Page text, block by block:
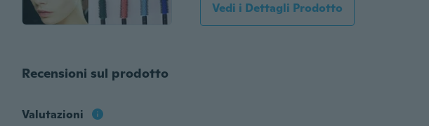
Vedi i Dettagli Prodotto
Recensioni sul prodotto
Valutazioni